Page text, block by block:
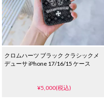
クロムハーツ ブラック クラシックメ
デューサ iPhone 17/16/15 ケース
¥5,000(税込)